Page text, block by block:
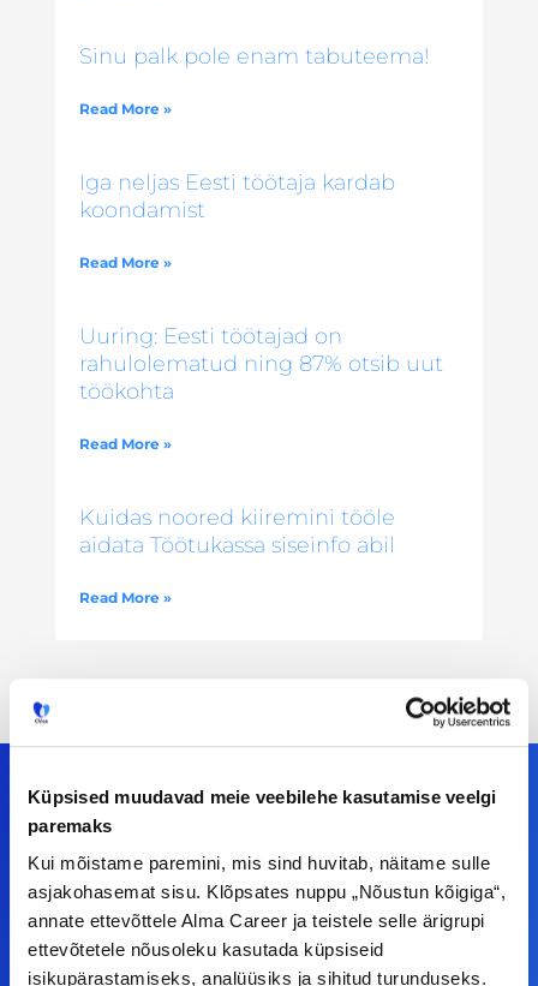
Küpsised muudavad meie veebilehe kasutamise veelgi
paremaks
Kui mõistame paremini, mis sind huvitab, näitame sulle
asjakohasemat sisu. Klõpsates nuppu „Nõustun kõigiga“,
annate ettevõttele Alma Career ja teistele selle ärigrupi
ettevõtetele nõusoleku kasutada küpsiseid
isikupärastamiseks, analüüsiks ja sihitud turunduseks.
Sinu palk pole enam tabuteema!
Read More »
Iga neljas Eesti töötaja kardab
koondamist
Read More »
Uuring: Eesti töötajad on
rahulolematud ning 87% otsib uut
töökohta
Read More »
Kuidas noored kiiremini tööle
aidata Töötukassa siseinfo abil
Read More »
Meiega leiad!
Tööelublogi.ee lehelt leiad kõik vajaliku, et olla
kursis tööturu uudistega. Kui sul on
ettepanekuid erinevate teemade osas või soovid